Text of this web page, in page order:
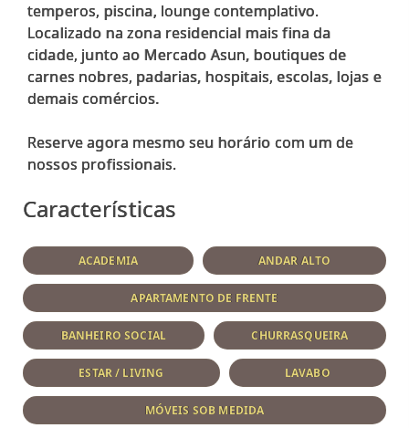
temperos, piscina, lounge contemplativo.
Localizado na zona residencial mais fina da
cidade, junto ao Mercado Asun, boutiques de
carnes nobres, padarias, hospitais, escolas, lojas e
demais comércios.
Reserve agora mesmo seu horário com um de
Características
ACADEMIA ANDAR ALTO
APARTAMENTO DE FRENTE
BANHEIRO SOCIAL CHURRASQUEIRA
ESTAR / LIVING LAVABO
MÓVEIS SOB MEDIDA